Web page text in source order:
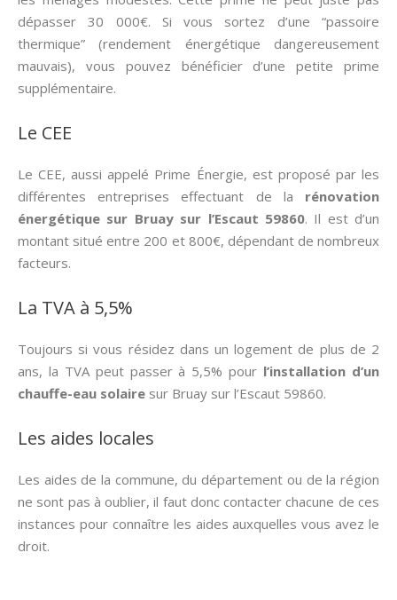
dépasser 30 000€. Si vous sortez d’une “passoire
thermique” (rendement énergétique dangereusement
mauvais), vous pouvez bénéficier d’une petite prime
supplémentaire.
Le CEE
Le CEE, aussi appelé Prime Énergie, est proposé par les
différentes entreprises effectuant de la rénovation
énergétique sur Bruay sur l’Escaut 59860. Il est d’un
montant situé entre 200 et 800€, dépendant de nombreux
facteurs.
La TVA à 5,5%
Toujours si vous résidez dans un logement de plus de 2
ans, la TVA peut passer à 5,5% pour l’installation d’un
chauffe-eau solaire sur Bruay sur l’Escaut 59860.
Les aides locales
Les aides de la commune, du département ou de la région
ne sont pas à oublier, il faut donc contacter chacune de ces
instances pour connaître les aides auxquelles vous avez le
droit.